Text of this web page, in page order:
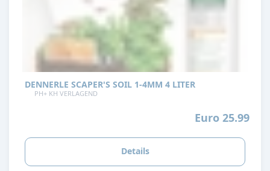
DENNERLE SCAPER'S SOIL 1-4MM 4 LITER
PH+ KH VERLAGEND
Euro 25.99
Details